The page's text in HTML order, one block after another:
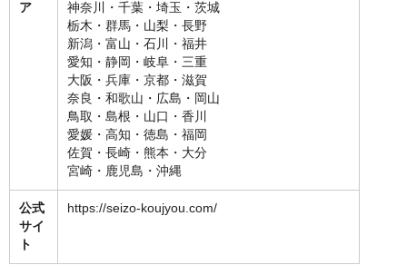
ア
神奈川・千葉・埼玉・茨城
栃木・群馬・山梨・長野
新潟・富山・石川・福井
愛知・静岡・岐阜・三重
大阪・兵庫・京都・滋賀
奈良・和歌山・広島・岡山
鳥取・島根・山口・香川
愛媛・高知・徳島・福岡
佐賀・長崎・熊本・大分
宮崎・鹿児島・沖縄
公式
サイ
ト
https://seizo-koujyou.com/